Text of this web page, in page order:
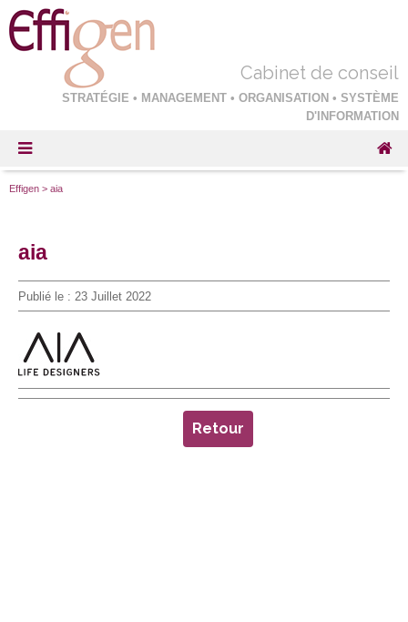
Cabinet de conseil
STRATÉGIE • MANAGEMENT • ORGANISATION • SYSTÈME
D'INFORMATION
Effigen > aia
aia
Publié le : 23 Juillet 2022
Retour